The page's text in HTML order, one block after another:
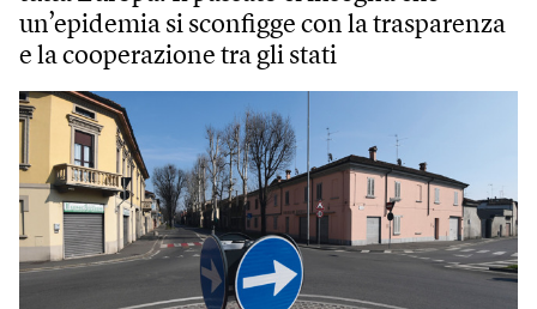
un’epidemia si sconfigge con la trasparenza
e la cooperazione tra gli stati